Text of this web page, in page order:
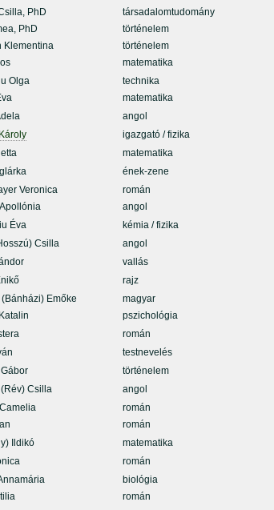
PhD társadalomtudomány
PhD történelem
Klementina történelem
matematika
Olga technika
matematika
angol
igazgató / fizika
matematika
ének-zene
Veronica román
angol
Éva kémia / fizika
Csilla angol
vallás
rajz
(Bánházi) Emőke magyar
pszichológia
román
testnevelés
történelem
Csilla angol
román
román
Ildikó matematika
román
biológia
román